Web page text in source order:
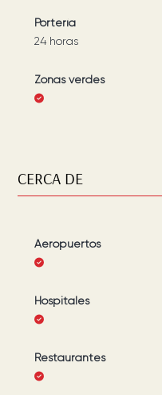
Portería
24 horas
Zonas verdes
CERCA DE
Aeropuertos
Hospitales
Restaurantes